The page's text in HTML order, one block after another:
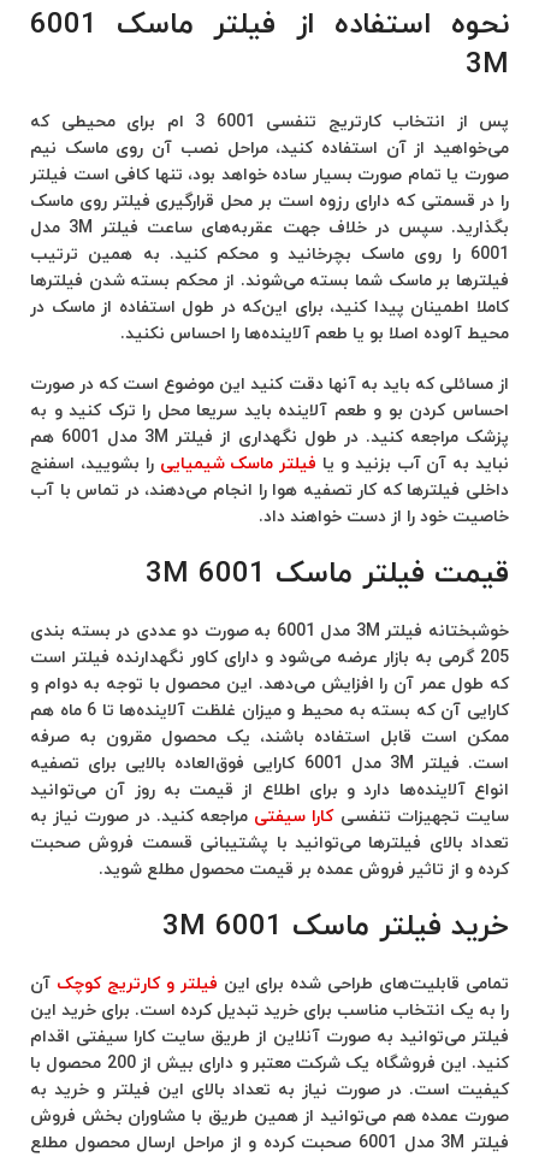
نحوه استفاده از فیلتر ماسک 6001
3M
پس از انتخاب کارتریج تنفسی 6001 3 ام برای محیطی که
می‌خواهید از آن استفاده کنید، مراحل نصب آن روی ماسک نیم
صورت یا تمام صورت بسیار ساده خواهد بود، تنها کافی است فیلتر
را در قسمتی که دارای رزوه است بر محل قرارگیری فیلتر روی ماسک
بگذارید. سپس در خلاف جهت عقربه‌های ساعت فیلتر 3M مدل
6001 را روی ماسک بچرخانید و محکم کنید. به همین ترتیب
فیلتر‌ها بر ماسک شما بسته می‌شوند. از محکم بسته شدن فیلتر‌ها
کاملا اطمینان پیدا کنید، برای این‌که در طول استفاده از ماسک در
محیط آلوده اصلا بو یا طعم آلاینده‌ها را احساس نکنید.
از مسائلی که باید به آنها دقت کنید این موضوع است که در صورت
احساس کردن بو و طعم آلاینده باید سریعا محل را ترک کنید و به
پزشک مراجعه کنید. در طول نگهداری از فیلتر 3M مدل 6001 هم
نباید به آن آب بزنید و یا فیلتر‌ ماسک شیمیایی را بشویید، اسفنج
داخلی فیلترها که کار تصفیه هوا را انجام می‌دهند، در تماس با آب
خاصیت خود را از دست خواهند داد.
قیمت فیلتر ماسک 6001 3M
خوشبختانه فیلتر 3M مدل 6001 به صورت دو عددی در بسته بندی
205 گرمی به بازار عرضه می‌شود و دارای کاور نگهدارنده فیلتر‌ است
که طول عمر آن را افزایش می‌دهد. این محصول با توجه به دوام و
کارایی آن که بسته به محیط و میزان غلظت آلاینده‌ها تا 6 ماه هم
ممکن است قابل استفاده باشند، یک محصول مقرون به صرفه
است. فیلتر 3M مدل 6001 کارایی فوق‌العاده بالایی برای تصفیه
انواع آلاینده‌ها دارد و برای اطلاع از قیمت به روز آن می‌توانید
سایت تجهیزات تنفسیکارا سیفتی مراجعه کنید. در صورت نیاز به
تعداد بالای فیلترها می‌توانید با پشتیبانی قسمت فروش صحبت
کرده و از تاثیر فروش عمده بر قیمت محصول مطلع شوید.
خرید فیلتر ماسک 6001 3M
تمامی قابلیت‌های طراحی شده برای این فیلتر و کارتریج کوچک آن
را به یک انتخاب مناسب برای خرید تبدیل کرده است. برای خرید این
فیلتر می‌توانید به صورت آنلاین از طریق سایت کارا سیفتی اقدام
کنید. این فروشگاه یک شرکت معتبر و دارای بیش از 200 محصول با
کیفیت است. در صورت نیاز به تعداد بالای این فیلتر و خرید به
صورت عمده هم می‌توانید از همین طریق با مشاوران بخش فروش
فیلتر 3M مدل 6001 صحبت کرده و از مراحل ارسال محصول مطلع